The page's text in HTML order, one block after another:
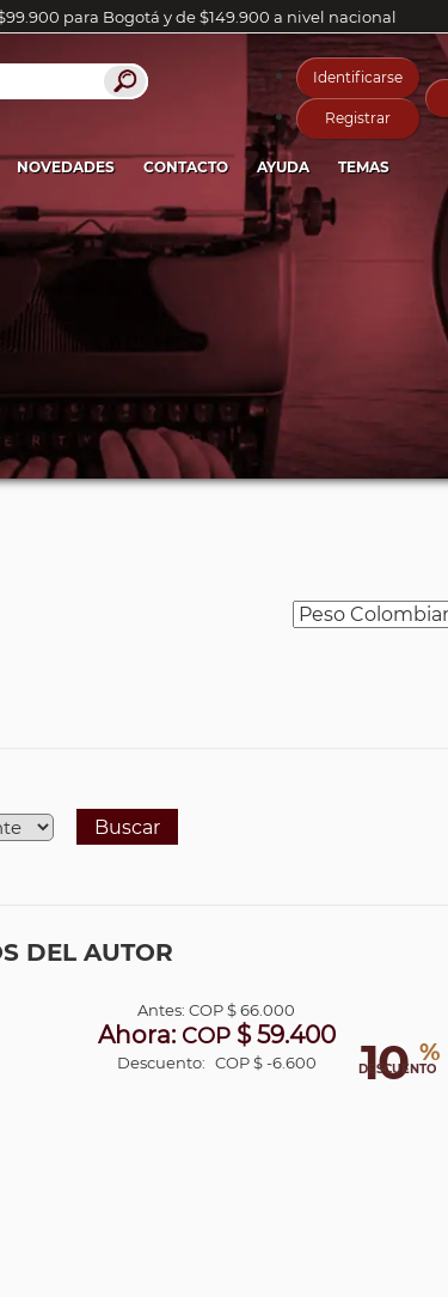
para Bogotá y de $149.900 a nivel nacional
Identificarse
Registrar
NOVEDADES CONTACTO AYUDA TEMAS
Buscar
DEL AUTOR
10 %
DESCUENTO
Antes:COP$ 66.000
Ahora: COP$ 59.400
Descuento: COP $ -6.600